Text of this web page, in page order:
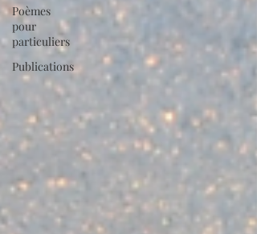
Poèmes
pour
particuliers
Publications